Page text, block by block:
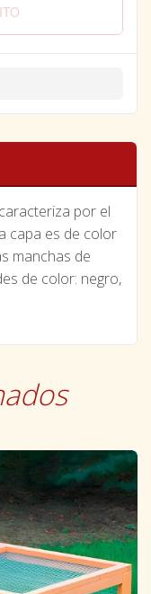
por el
capa es de color
manchas de
de color: negro,